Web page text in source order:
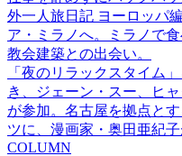
外一人旅日記 ヨーロッパ
ア・ミラノへ。ミラノで
教会建築との出会い。
「夜のリラックスタイム
き、ジェーン・スー、ヒ
が参加。名古屋を拠点と
ツに、漫画家・奥田亜紀子
COLUMN